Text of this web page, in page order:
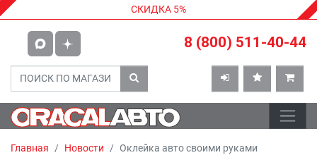
СКИДКА 5%
8 (800) 511-40-44
Главная Новости Оклейка авто своими руками